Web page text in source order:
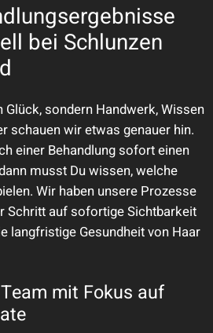
bei Schlunzen
Glück, sondern Handwerk, Wissen
schauen wir etwas genauer hin.
einer Behandlung sofort einen
musst Du wissen, welche
Wir haben unsere Prozesse
Schritt auf sofortige Sichtbarkeit
langfristige Gesundheit von Haar
mit Fokus auf